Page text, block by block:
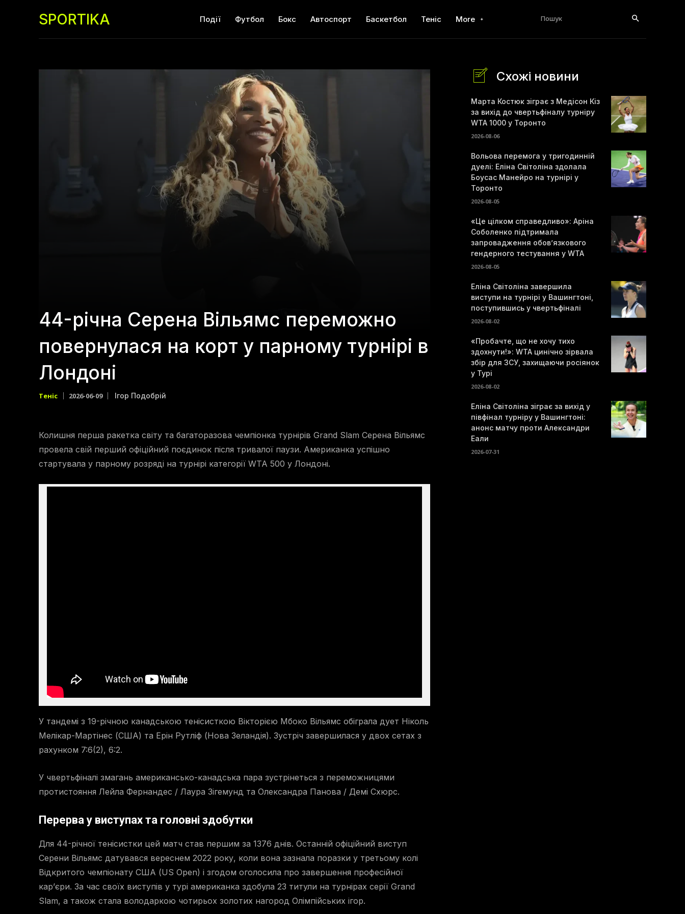
SPORTIKA Події Футбол Бокс Автоспорт Баскетбол Теніс More Пошук
44-річна Серена Вільямс переможно
повернулася на корт у парному турнірі в
Лондоні
Теніс 2026-06-09 Ігор Подобрій
Колишня перша ракетка світу та багаторазова чемпіонка турнірів Grand Slam Серена Вільямс
провела свій перший офіційний поєдинок після тривалої паузи. Американка успішно
стартувала у парному розряді на турнірі категорії WTA 500 у Лондоні.
У тандемі з 19-річною канадською тенісисткою Вікторією Мбоко Вільямс обіграла дует Ніколь
Мелікар-Мартінес (США) та Ерін Рутліф (Нова Зеландія). Зустріч завершилася у двох сетах з
рахунком 7:6(2), 6:2.
У чвертьфіналі змагань американсько-канадська пара зустрінеться з переможницями
протистояння Лейла Фернандес / Лаура Зігемунд та Олександра Панова / Демі Схюрс.
Перерва у виступах та головні здобутки
Для 44-річної тенісистки цей матч став першим за 1376 днів. Останній офіційний виступ
Серени Вільямс датувався вереснем 2022 року, коли вона зазнала поразки у третьому колі
Відкритого чемпіонату США (US Open) і згодом оголосила про завершення професійної
кар’єри. За час своїх виступів у турі американка здобула 23 титули на турнірах серії Grand
Slam, а також стала володаркою чотирьох золотих нагород Олімпійських ігор.
Схожі новини
Марта Костюк зіграє з Медісон Кіз
за вихід до чвертьфіналу турніру
WTA 1000 у Торонто
2026-08-06
Вольова перемога у тригодинній
дуелі: Еліна Світоліна здолала
Боусас Манейро на турнірі у
Торонто
2026-08-05
«Це цілком справедливо»: Аріна
Соболенко підтримала
запровадження обов’язкового
гендерного тестування у WTA
2026-08-05
Еліна Світоліна завершила
виступи на турнірі у Вашингтоні,
поступившись у чвертьфіналі
2026-08-02
«Пробачте, що не хочу тихо
здохнути!»: WTA цинічно зірвала
збір для ЗСУ, захищаючи росіянок
у Турі
2026-08-02
Еліна Світоліна зіграє за вихід у
півфінал турніру у Вашингтоні:
анонс матчу проти Александри
Еали
2026-07-31